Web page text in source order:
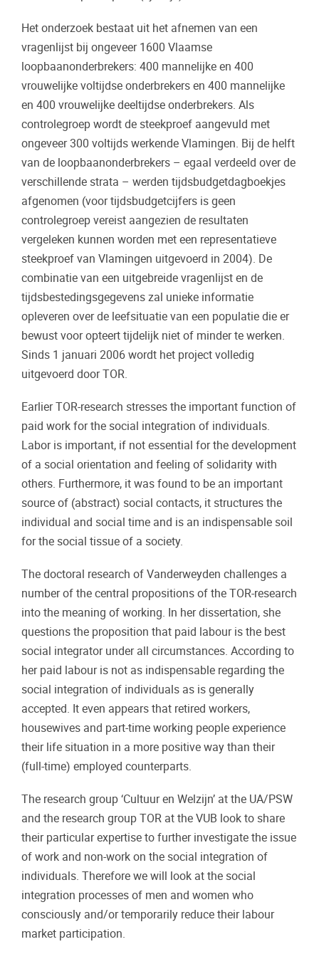
Het onderzoek bestaat uit het afnemen van een
vragenlijst bij ongeveer 1600 Vlaamse
loopbaanonderbrekers: 400 mannelijke en 400
vrouwelijke voltijdse onderbrekers en 400 mannelijke
en 400 vrouwelijke deeltijdse onderbrekers. Als
controlegroep wordt de steekproef aangevuld met
ongeveer 300 voltijds werkende Vlamingen. Bij de helft
van de loopbaanonderbrekers – egaal verdeeld over de
verschillende strata – werden tijdsbudgetdagboekjes
afgenomen (voor tijdsbudgetcijfers is geen
controlegroep vereist aangezien de resultaten
vergeleken kunnen worden met een representatieve
steekproef van Vlamingen uitgevoerd in 2004). De
combinatie van een uitgebreide vragenlijst en de
tijdsbestedingsgegevens zal unieke informatie
opleveren over de leefsituatie van een populatie die er
bewust voor opteert tijdelijk niet of minder te werken.
Sinds 1 januari 2006 wordt het project volledig
uitgevoerd door TOR.
Earlier TOR-research stresses the important function of
paid work for the social integration of individuals.
Labor is important, if not essential for the development
of a social orientation and feeling of solidarity with
others. Furthermore, it was found to be an important
source of (abstract) social contacts, it structures the
individual and social time and is an indispensable soil
for the social tissue of a society.
The doctoral research of Vanderweyden challenges a
number of the central propositions of the TOR-research
into the meaning of working. In her dissertation, she
questions the proposition that paid labour is the best
social integrator under all circumstances. According to
her paid labour is not as indispensable regarding the
social integration of individuals as is generally
accepted. It even appears that retired workers,
housewives and part-time working people experience
their life situation in a more positive way than their
(full-time) employed counterparts.
The research group ‘Cultuur en Welzijn’ at the UA/PSW
and the research group TOR at the VUB look to share
their particular expertise to further investigate the issue
of work and non-work on the social integration of
individuals. Therefore we will look at the social
integration processes of men and women who
consciously and/or temporarily reduce their labour
market participation.